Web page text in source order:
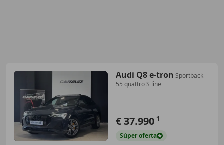
Audi Q8 e-tron Sportback
55 quattro S line
€ 37.990 1
Súperoferta